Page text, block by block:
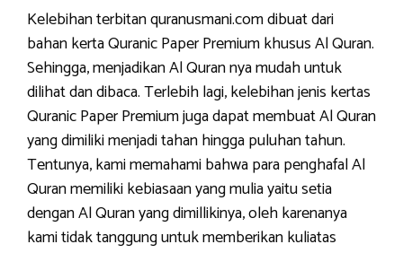
Kelebihan terbitan quranusmani.com dibuat dari
bahan kerta Quranic Paper Premium khusus Al Quran.
Sehingga, menjadikan Al Quran nya mudah untuk
dilihat dan dibaca. Terlebih lagi, kelebihan jenis kertas
Quranic Paper Premium juga dapat membuat Al Quran
yang dimiliki menjadi tahan hingga puluhan tahun.
Tentunya, kami memahami bahwa para penghafal Al
Quran memiliki kebiasaan yang mulia yaitu setia
dengan Al Quran yang dimillikinya, oleh karenanya
kami tidak tanggung untuk memberikan kuliatas